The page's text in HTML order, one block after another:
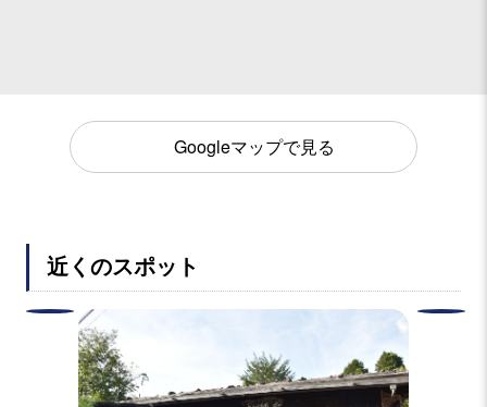
Googleマップで見る
近くのスポット